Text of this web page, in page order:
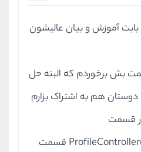
}
بابت آموزش و بیان عالیشون
بش برخوردم که البته حل
هم به اشتراک بزارم
قسمت
ProfileController@postManageFunction قسمت